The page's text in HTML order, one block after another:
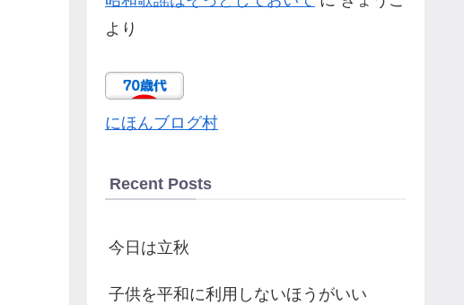
より
にほんブログ村
Recent Posts
今日は立秋
子供を平和に利用しないほうがいい